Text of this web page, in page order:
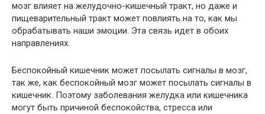
мозг влияет на желудочно-кишечный тракт, но даже и
пищеварительный тракт может повлиять на то, как мы
обрабатывать наши эмоции. Эта связь идет в обоих
направлениях.
Беспокойный кишечник может посылать сигналы в мозг,
так же, как беспокойный мозг может посылать сигналы в
кишечник. Поэтому заболевания желудка или кишечника
могут быть причиной беспокойства, стресса или